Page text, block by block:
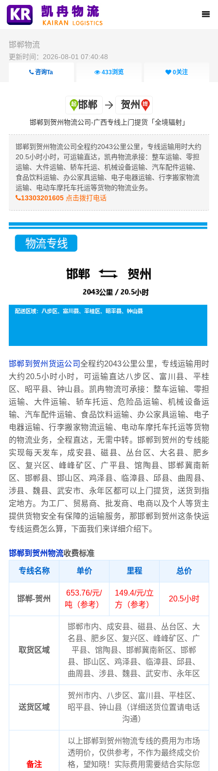
邯郸物流
更新时间：2026-08-01 07:40:48
咨询Ta 433浏览 0关注
邯郸 贺州
邯郸到贺州物流公司-广西专线上门提货「全境辐射」
邯郸到贺州物流公司全程约2043公里公里，专线运输用时大约
20.5小时小时，可运输直达，凯冉物流承接：整车运输、零担
运输、大件运输、轿车托运、机械设备运输、汽车配件运输、
食品饮料运输、办公家具运输、电子电器运输、行李搬家物流
运输、电动车摩托车托运等货物的物流业务。
13303201605点击拨打电话
邯郸到贺州货运公司全程约2043公里公里，专线运输用时
大约20.5小时小时，可运输直达八步区、富川县、平桂
区、昭平县、钟山县。凯冉物流可承接：整车运输、零担
运输、大件运输、轿车托运、危险品运输、机械设备运
输、汽车配件运输、食品饮料运输、办公家具运输、电子
电器运输、行李搬家物流运输、电动车摩托车托运等货物
的物流业务，全程直达，无需中转。邯郸到贺州的专线能
实现每天发车，成安县、磁县、丛台区、大名县、肥乡
区、复兴区、峰峰矿区、广平县、馆陶县、邯郸冀南新
区、邯郸县、邯山区、鸡泽县、临漳县、邱县、曲周县、
涉县、魏县、武安市、永年区都可以上门提货，送货到指
定地方。为工厂、贸易商、批发商、电商以及个人等货主
提供货物安全有保障的运输服务，那邯郸到贺州这条快运
专线运费怎么算，下面我们来详细介绍下。
邯郸到贺州物流收费标准
专线名称 单价 里程 总价
邯郸-贺州
653.76/元/
吨（参考）
149.4/元/立
方（参考）
20.5小时
取货区域
邯郸市内、成安县、磁县、丛台区、大
名县、肥乡区、复兴区、峰峰矿区、广
平县、馆陶县、邯郸冀南新区、邯郸
县、邯山区、鸡泽县、临漳县、邱县、
曲周县、涉县、魏县、武安市、永年区
送货区域
贺州市内、八步区、富川县、平桂区、
昭平县、钟山县（详细送货位置请电话
沟通）
备注
以上邯郸到贺州物流专线的费用为市场
透明价，仅供参考，不作为最终成交价
格，望知晓！实际费用需要结合实际您